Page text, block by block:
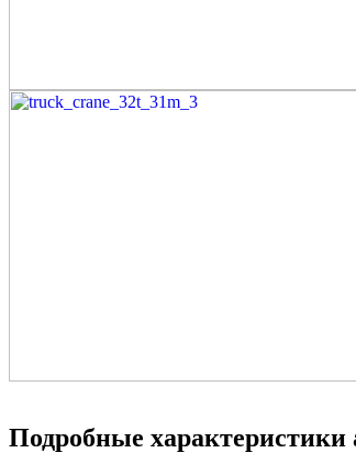
Подробные характеристики